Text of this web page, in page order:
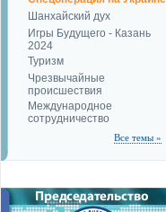
Шанхайский дух
Игры Будущего - Казань
2024
Туризм
Чрезвычайные
происшествия
Международное
сотрудничество
Все темы »